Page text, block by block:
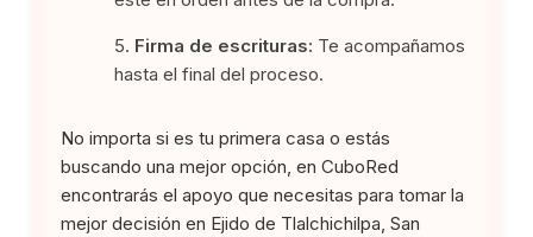
Firma de escrituras: Te acompañamos
hasta el final del proceso.
No importa si es tu primera casa o estás
buscando una mejor opción, en CuboRed
encontrarás el apoyo que necesitas para tomar la
mejor decisión en Ejido de Tlalchichilpa, San